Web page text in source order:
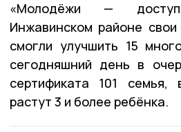
«Молодёжи —
Инжавинском районе
смогли улучшить 15
сегодняшний день в
сертификата 101
растут 3 и более ребёнка.